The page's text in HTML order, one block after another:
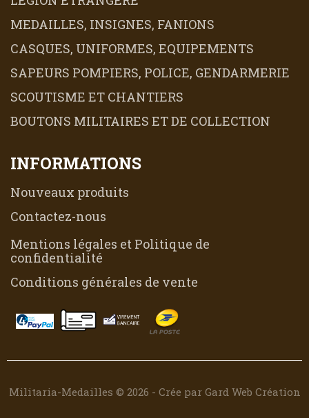
MEDAILLES, INSIGNES, FANIONS
CASQUES, UNIFORMES, EQUIPEMENTS
SAPEURS POMPIERS, POLICE, GENDARMERIE
SCOUTISME ET CHANTIERS
BOUTONS MILITAIRES ET DE COLLECTION
INFORMATIONS
Nouveaux produits
Contactez-nous
Mentions légales et Politique de
confidentialité
Conditions générales de vente
Militaria-Medailles © 2026 - Crée par Gard Web Création